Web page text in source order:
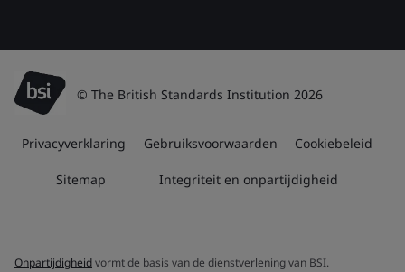
© The British Standards Institution 2026
Privacyverklaring Gebruiksvoorwaarden Cookiebeleid
Sitemap Integriteit en onpartijdigheid
Onpartijdigheidvormt de basis van de dienstverlening van BSI.